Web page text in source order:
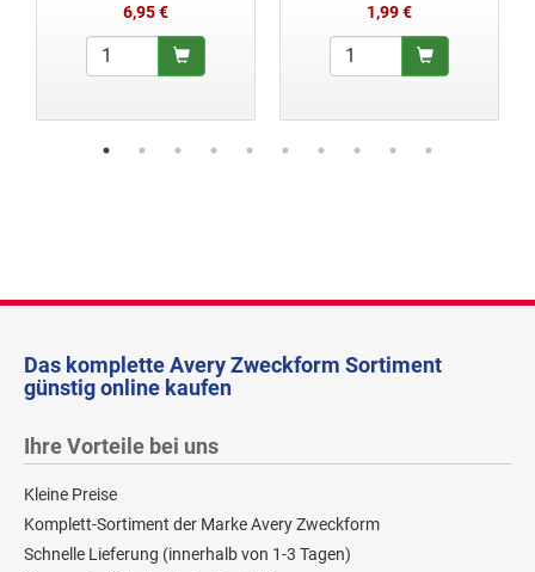
6,95 €
1,99 €
Das komplette Avery Zweckform Sortiment
günstig online kaufen
Ihre Vorteile bei uns
Kleine Preise
Komplett-Sortiment der Marke Avery Zweckform
Schnelle Lieferung (innerhalb von 1-3 Tagen)